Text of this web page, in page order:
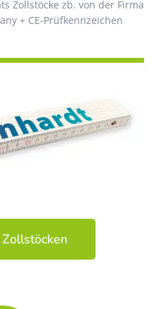
Zollstöcke zb. von der Firma
+ CE-Prüfkennzeichen